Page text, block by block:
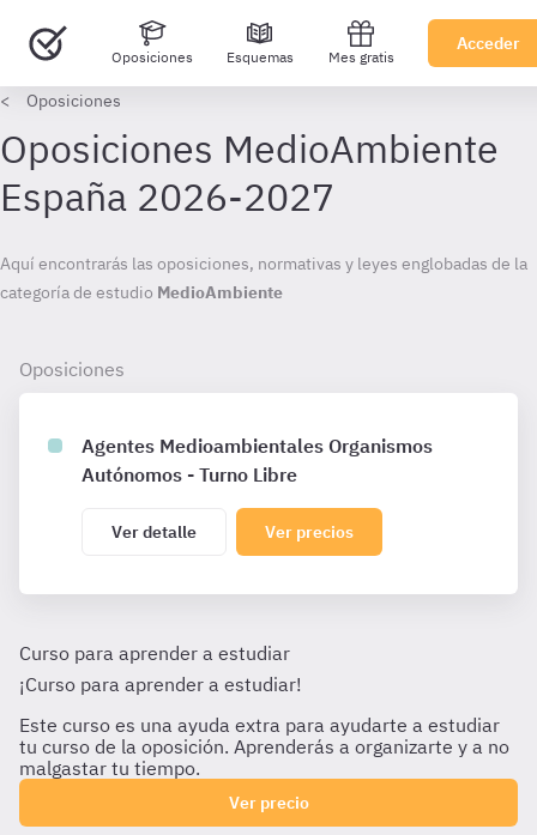
Oposiciones Esquemas Mes gratis
Acceder
Oposiciones
Oposiciones
Agentes Medioambientales Organismos
Autónomos - Turno Libre
Ver detalle Ver precios
Curso para aprender a estudiar
¡Curso para aprender a estudiar!
Este curso es una ayuda extra para ayudarte a estudiar
tu curso de la oposición. Aprenderás a organizarte y a no
malgastar tu tiempo.
Ver precio